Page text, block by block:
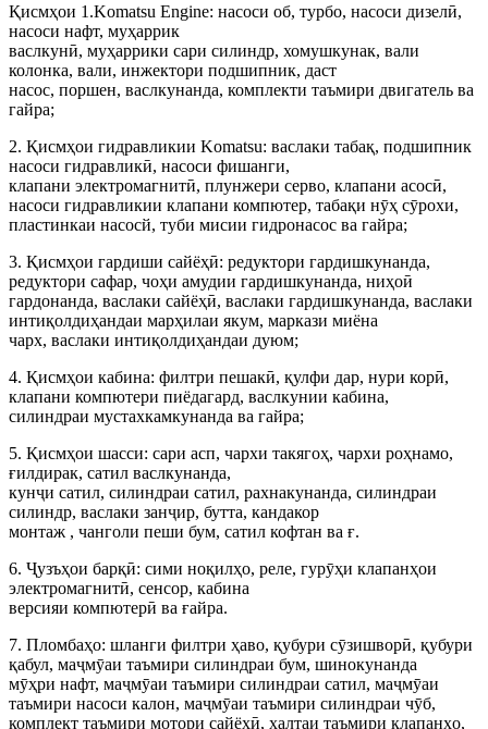
Қисмҳои 1.Komatsu Engine: насоси об, турбо, насоси дизелӣ,
насоси нафт, муҳаррик
васлкунӣ, муҳаррики сари силиндр, хомушкунак, вали
колонка, вали, инжектори подшипник, даст
насос, поршен, васлкунанда, комплекти таъмири двигатель ва
гайра;
2. Қисмҳои гидравликии Komatsu: васлаки табақ, подшипник
насоси гидравликӣ, насоси фишанги,
клапани электромагнитӣ, плунжери серво, клапани асосӣ,
насоси гидравликии клапани компютер, табақи нӯҳ сӯрохи,
пластинкаи насосй, туби мисии гидронасос ва гайра;
3. Қисмҳои гардиши сайёҳӣ: редуктори гардишкунанда,
редуктори сафар, чоҳи амудии гардишкунанда, ниҳоӣ
гардонанда, васлаки сайёҳӣ, васлаки гардишкунанда, васлаки
интиқолдиҳандаи марҳилаи якум, маркази миёна
чарх, васлаки интиқолдиҳандаи дуюм;
4. Қисмҳои кабина: филтри пешакӣ, қулфи дар, нури корӣ,
клапани компютери пиёдагард, васлкунии кабина,
силиндраи мустахкамкунанда ва гайра;
5. Қисмҳои шасси: сари асп, чархи такягоҳ, чархи роҳнамо,
ғилдирак, сатил васлкунанда,
кунҷи сатил, силиндраи сатил, рахнакунанда, силиндраи
силиндр, васлаки занҷир, бутта, кандакор
монтаж , чанголи пеши бум, сатил кофтан ва ғ.
6. Ҷузъҳои барқӣ: сими ноқилҳо, реле, гурӯҳи клапанҳои
электромагнитӣ, сенсор, кабина
версияи компютерӣ ва ғайра.
7. Пломбаҳо: шланги филтри ҳаво, қубури сӯзишворӣ, қубури
қабул, маҷмӯаи таъмири силиндраи бум, шинокунанда
мӯҳри нафт, маҷмӯаи таъмири силиндраи сатил, маҷмӯаи
таъмири насоси калон, маҷмӯаи таъмири силиндраи чӯб,
комплект таъмири мотори сайёҳӣ, халтаи таъмири клапанҳо,